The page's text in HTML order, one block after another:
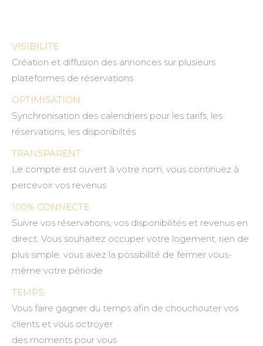
VISIBILITE
Création et diffusion des annonces sur plusieurs
plateformes de réservations
OPTIMISATION
Synchronisation des calendriers pour les tarifs, les
réservations, les disponibiltés
TRANSPARENT
Le compte est ouvert à votre nom, vous continuez à
percevoir vos revenus
100% CONNECTE
Suivre vos réservations, vos disponibilités et revenus en
direct. Vous souhaitez occuper votre logement, rien de
plus simple, vous avez la possibilité de fermer vous-
même votre période
TEMPS
Vous faire gagner du temps afin de chouchouter vos
clients et vous octroyer
des moments pour vous